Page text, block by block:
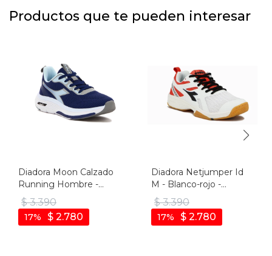
Productos que te pueden interesar
Diadora Moon Calzado
Running Hombre -
Marino/celeste - Marino-
celeste
$ 3.390
$ 2.780
17
Diadora Netjumper Id
M - Blanco-rojo -
Blanco-rojo
$ 3.390
$ 2.780
17